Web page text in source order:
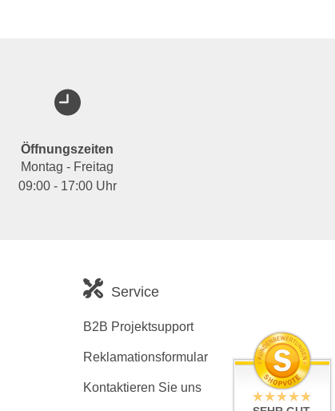
Öffnungszeiten
Montag - Freitag
09:00 - 17:00 Uhr
Service
B2B Projektsupport
Reklamationsformular
Kontaktieren Sie uns